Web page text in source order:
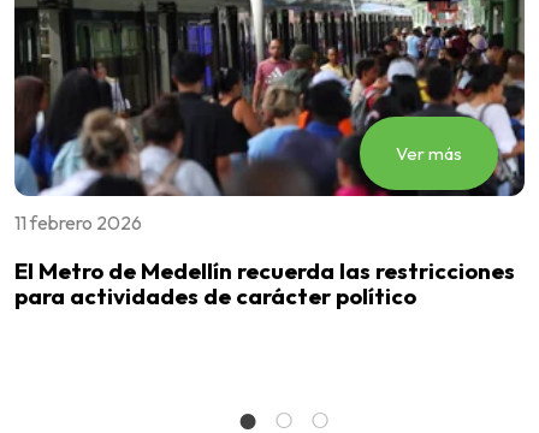
Ver más
11 febrero 2026
El Metro de Medellín recuerda las restricciones
para actividades de carácter político